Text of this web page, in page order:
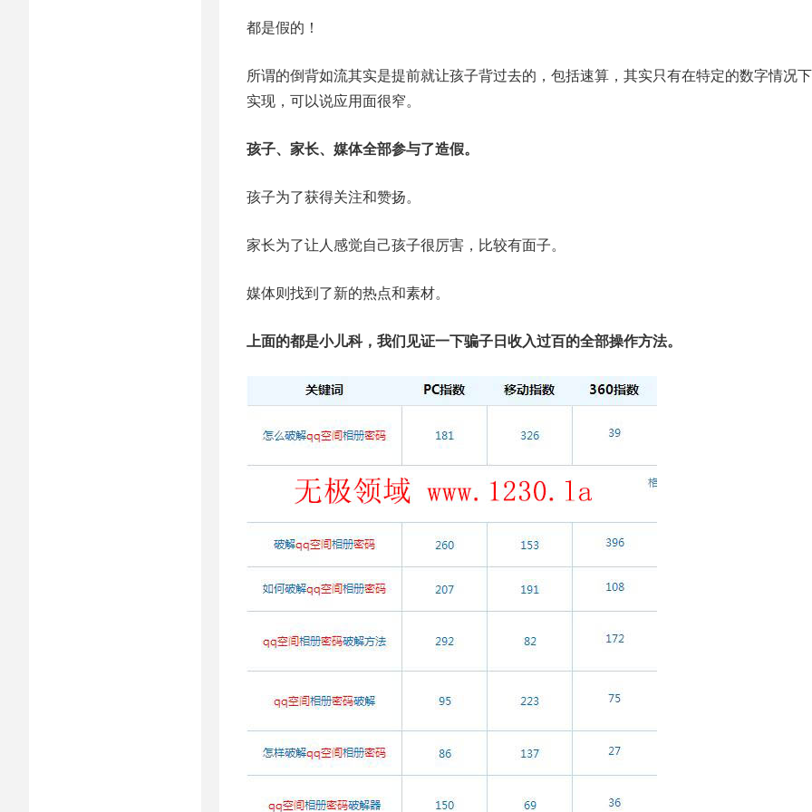
都是假的！
所谓的倒背如流其实是提前就让孩子背过去的，包括速算，其实只有在特定的数字情况
实现，可以说应用面很窄。
孩子、家长、媒体全部参与了造假。
孩子为了获得关注和赞扬。
家长为了让人感觉自己孩子很厉害，比较有面子。
媒体则找到了新的热点和素材。
上面的都是小儿科，我们见证一下骗子日收入过百的全部操作方法。